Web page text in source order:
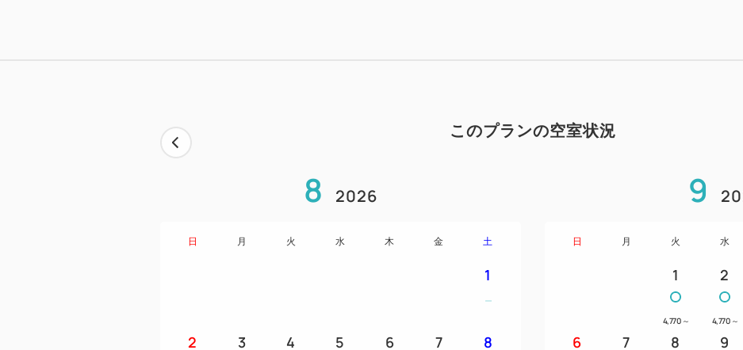
このプランの空室状況
8 2026
日 月 火 水 木 金 土
1
2 3 4 5 6 7 8
9
日 月 火 水
1
4,770 ～
2
4,770 ～
6 7 8 9